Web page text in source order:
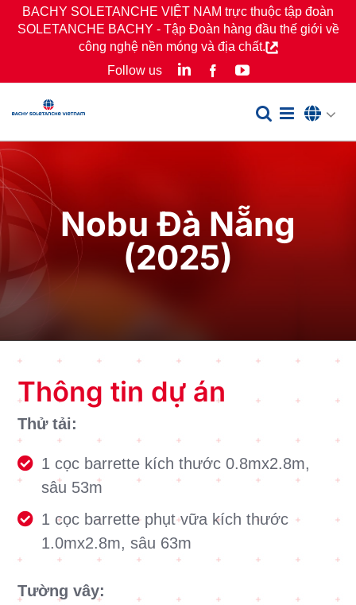
SkipBACHY SOLETANCHE VIỆT NAM trực thuộc tập đoàn
SOLETANCHE BACHY - Tập Đoàn hàng đầu thế giới về
công nghệ nền móng và địa chất.
Follow us
LinkedInFacebookYouTube
Nobu Đà Nẵng
(2025)
Thông tin dự án
Thử tải:
1 cọc barrette kích thước 0.8mx2.8m,
sâu 53m
1 cọc barrette phụt vữa kích thước
1.0mx2.8m, sâu 63m
Tường vây: